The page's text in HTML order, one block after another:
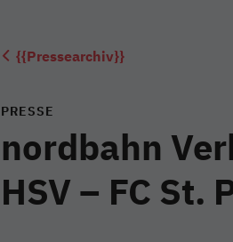
{{Pressearchiv}}
PRESSE
nordbahn
HSV – FC St.